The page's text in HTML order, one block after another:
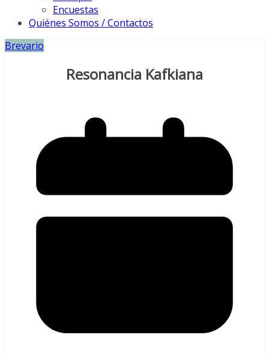
Encuestas
Quiénes Somos / Contactos
Brevario
Resonancia Kafkiana